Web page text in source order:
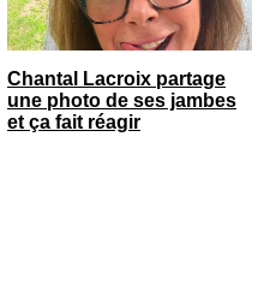
Chantal Lacroix partage
une photo de ses jambes
et ça fait réagir